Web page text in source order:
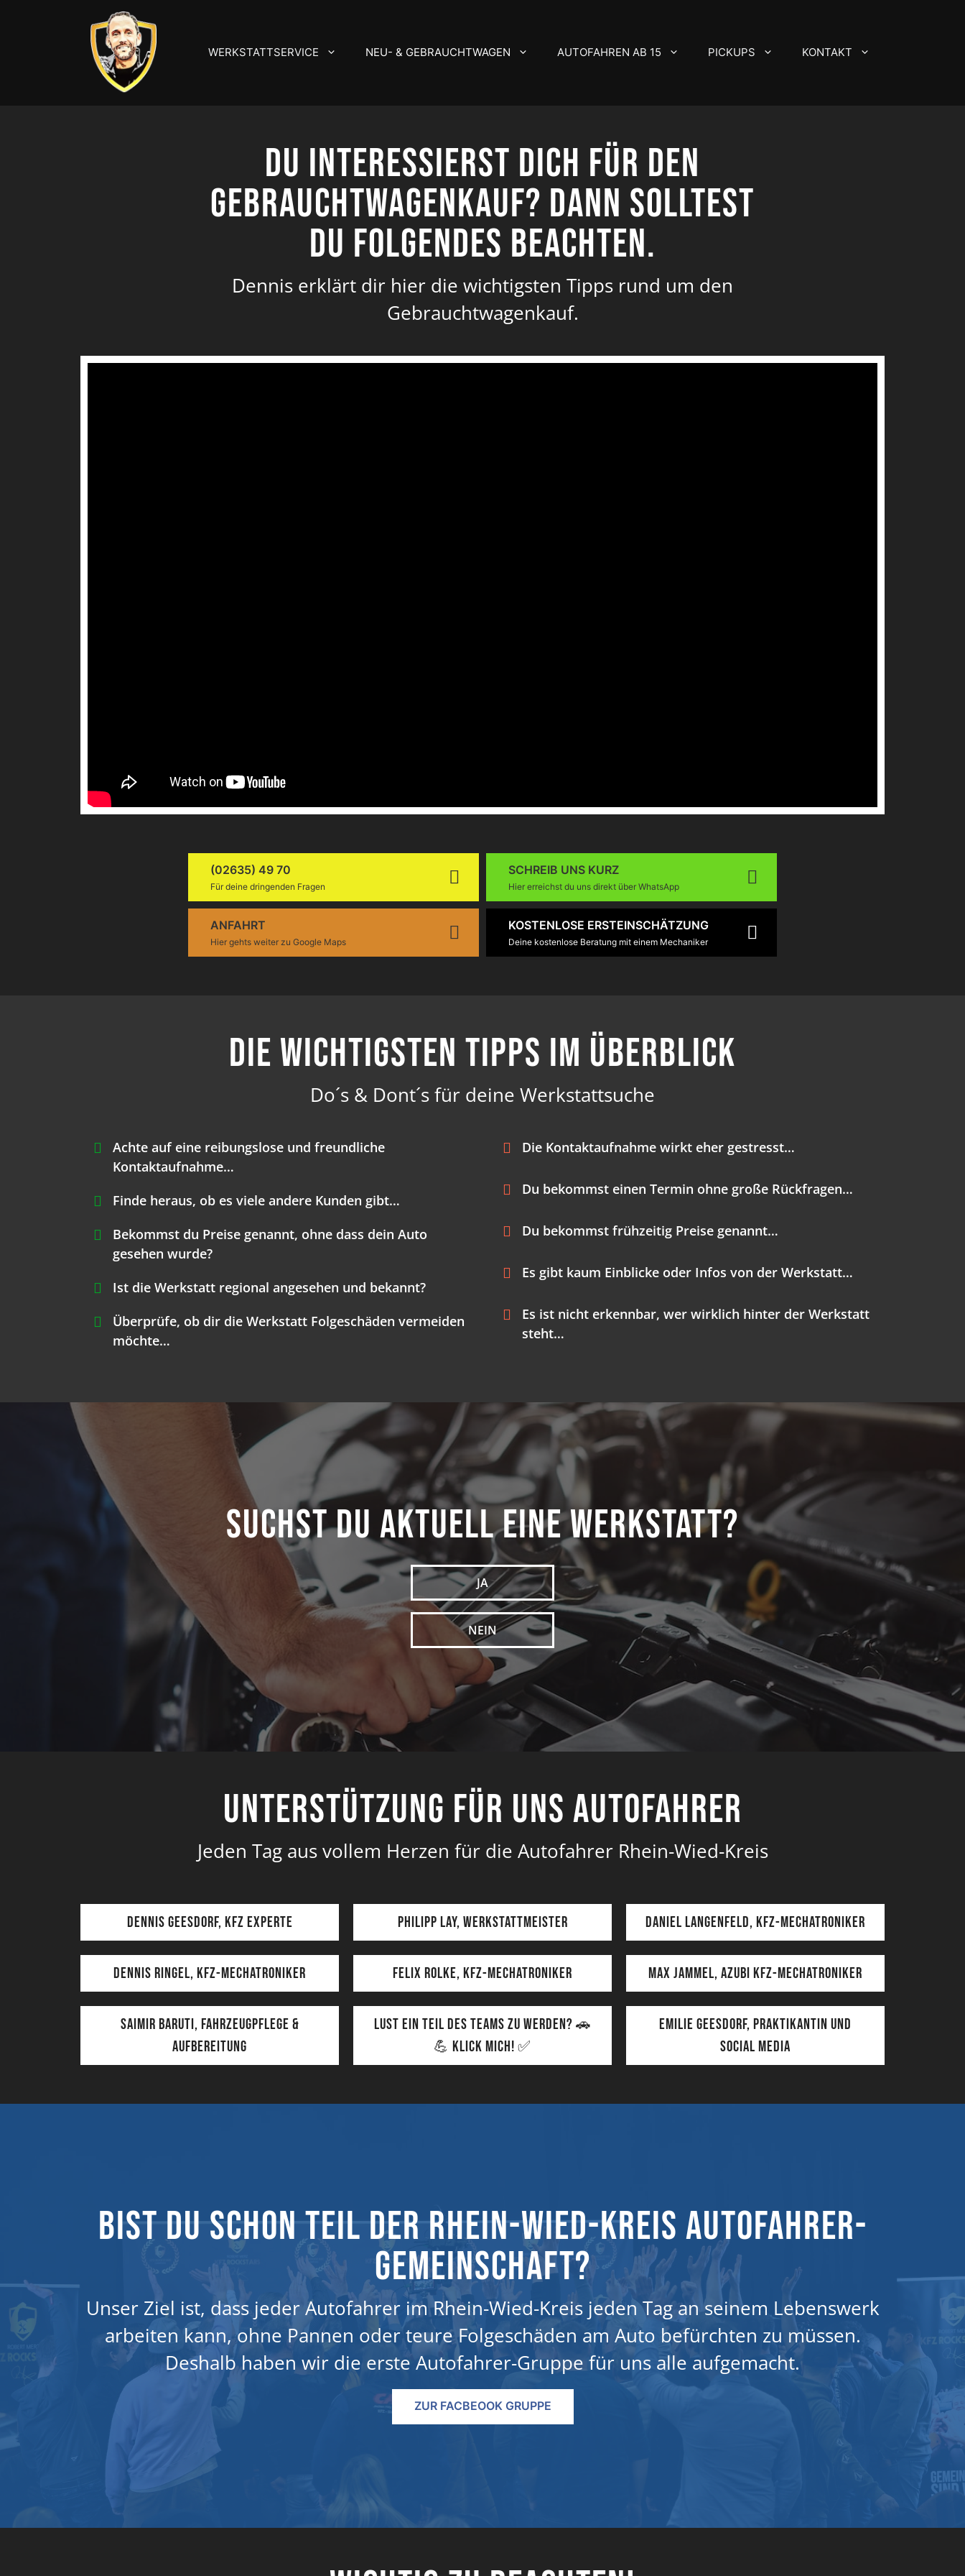
WERKSTATTSERVICE NEU- & GEBRAUCHTWAGEN AUTOFAHREN AB 15 PICKUPS KONTAKT
Du interessierst dich für den
Gebrauchtwagenkauf? Dann solltest
du folgendes beachten.
Dennis erklärt dir hier die wichtigsten Tipps rund um den
Gebrauchtwagenkauf.
(02635) 49 70
Für deine dringenden Fragen
SCHREIB UNS KURZ
Hier erreichst du uns direkt über WhatsApp
ANFAHRT
Hier gehts weiter zu Google Maps
KOSTENLOSE ERSTEINSCHÄTZUNG
Deine kostenlose Beratung mit einem Mechaniker
Die wichtigsten Tipps im Überblick
Do´s & Dont´s für deine Werkstattsuche
Achte auf eine reibungslose und freundliche
Kontaktaufnahme…
Finde heraus, ob es viele andere Kunden gibt…
Bekommst du Preise genannt, ohne dass dein Auto
gesehen wurde?
Ist die Werkstatt regional angesehen und bekannt?
Überprüfe, ob dir die Werkstatt Folgeschäden vermeiden
möchte…
Die Kontaktaufnahme wirkt eher gestresst…
Du bekommst einen Termin ohne große Rückfragen…
Du bekommst frühzeitig Preise genannt…
Es gibt kaum Einblicke oder Infos von der Werkstatt…
Es ist nicht erkennbar, wer wirklich hinter der Werkstatt
steht…
Suchst du aktuell eine Werkstatt?
JA
NEIN
Unterstützung für uns Autofahrer
Jeden Tag aus vollem Herzen für die Autofahrer Rhein-Wied-Kreis
Dennis Geesdorf, KFZ Experte Philipp Lay, Werkstattmeister Daniel Langenfeld, KFZ-Mechatroniker
Dennis Ringel, KFZ-Mechatroniker Felix Rolke, KFZ-Mechatroniker Max Jammel, Azubi KFZ-Mechatroniker
Saimir Baruti, Fahrzeugpflege &
Aufbereitung
LUST EIN TEIL DES TEAMS ZU WERDEN? 🚗
💪 KLICK MICH! ✅
Emilie Geesdorf, Praktikantin und
Social Media
Bist du schon Teil der Rhein-Wied-Kreis Autofahrer-
Gemeinschaft?
Unser Ziel ist, dass jeder Autofahrer im Rhein-Wied-Kreis jeden Tag an seinem Lebenswerk
arbeiten kann, ohne Pannen oder teure Folgeschäden am Auto befürchten zu müssen.
Deshalb haben wir die erste Autofahrer-Gruppe für uns alle aufgemacht.
ZUR FACBEOOK GRUPPE